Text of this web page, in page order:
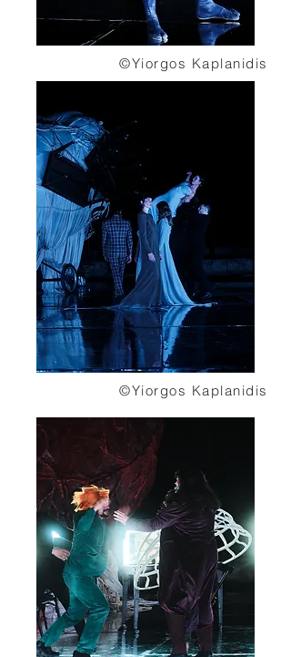
©Yiorgos Kaplanidis
©Yiorgos Kaplanidis